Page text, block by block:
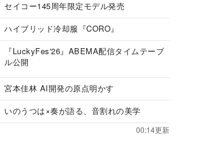
セイコー145周年限定モデル発売
ハイブリッド冷却服『CORO』
『LuckyFes'26』ABEMA配信タイムテーブ
ル公開
宮本佳林 AI開発の原点明かす
いのうつは×奏が語る、音割れの美学
00:14更新